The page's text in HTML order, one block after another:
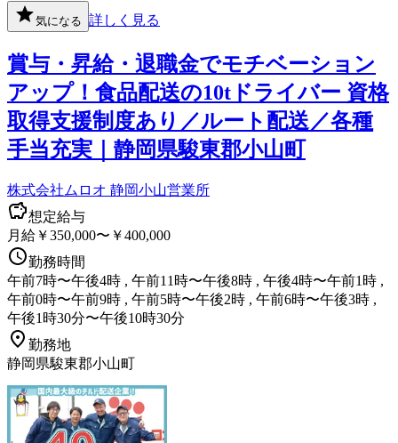
気になる 詳しく見る
賞与・昇給・退職金でモチベーション
アップ！食品配送の10tドライバー 資格
取得支援制度あり／ルート配送／各種
手当充実｜静岡県駿東郡小山町
株式会社ムロオ 静岡小山営業所
想定給与
月給￥350,000〜￥400,000
勤務時間
午前7時〜午後4時 , 午前11時〜午後8時 , 午後4時〜午前1時 ,
午前0時〜午前9時 , 午前5時〜午後2時 , 午前6時〜午後3時 ,
午後1時30分〜午後10時30分
勤務地
静岡県駿東郡小山町